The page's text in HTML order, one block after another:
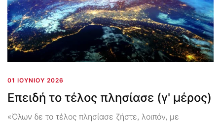
01 ΙΟΥΝΊΟΥ 2026
Επειδή το τέλος πλησίασε (γ' μέρος)
«Όλων δε το τέλος πλησίασε ζήστε, λοιπόν, με